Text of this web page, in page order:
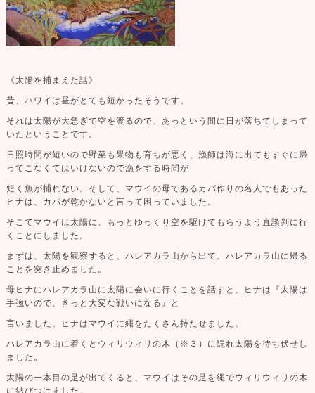
《太陽を捕まえた話》
昔、ハワイは昼がとても短かったそうです。
それは太陽が大急ぎで空を渡るので、あっという間に日が落ちてしまって
いたということです。
日照時間が短いので野菜も果物も育ちが悪く、漁師は海に出てもすぐに帰
ってこなくてはいけないので漁をする時間が
短く魚が捕れない。そして、マウイの母であるカパ作りの名人でもあった
ヒナは、カパが乾かないと言って困っていました。
そこでマウイは太陽に、もっとゆっくり空を駆けてもらうよう直談判に行
くことにしました。
まずは、太陽を観察すると、ハレアカラ山から出て、ハレアカラ山に帰る
ことを突き止めました。
母ヒナにハレアカラ山に太陽に会いに行くことを話すと、ヒナは『太陽は
手強いので、きっと大変な戦いになる』と
言いました。ヒナはマウイに縄をたくさん持たせました。
ハレアカラ山に着くとウィリウィリの木（※３）に隠れ太陽を待ち伏せし
ました。
太陽の一本目の足が出てくると、マウイはその足を縄でウィリウィリの木
に結びつけました。